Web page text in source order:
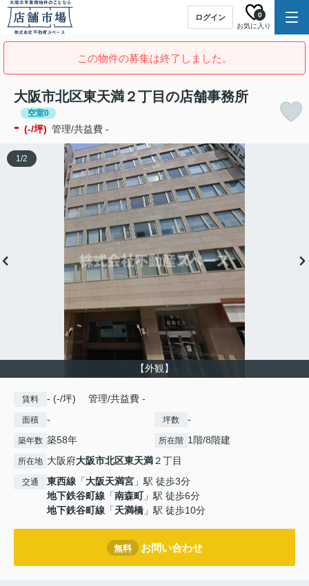
ログイン
お気に入り
0
この物件の募集は終了しました。
大阪市北区東天満２丁目の店舗事務所
空室0
- (-/坪) 管理/共益費 -
【外観】
1/2
賃料 - (-/坪) 管理/共益費 -
面積 - 坪数 -
築年数 築58年 所在階 1階/8階建
所在地 大阪府大阪市北区東天満２丁目
交通 東西線 「大阪天満宮 」駅 徒歩3分
地下鉄谷町線 「南森町」駅 徒歩6分
地下鉄谷町線 「天満橋 」駅 徒歩10分
無料 お問い合わせ